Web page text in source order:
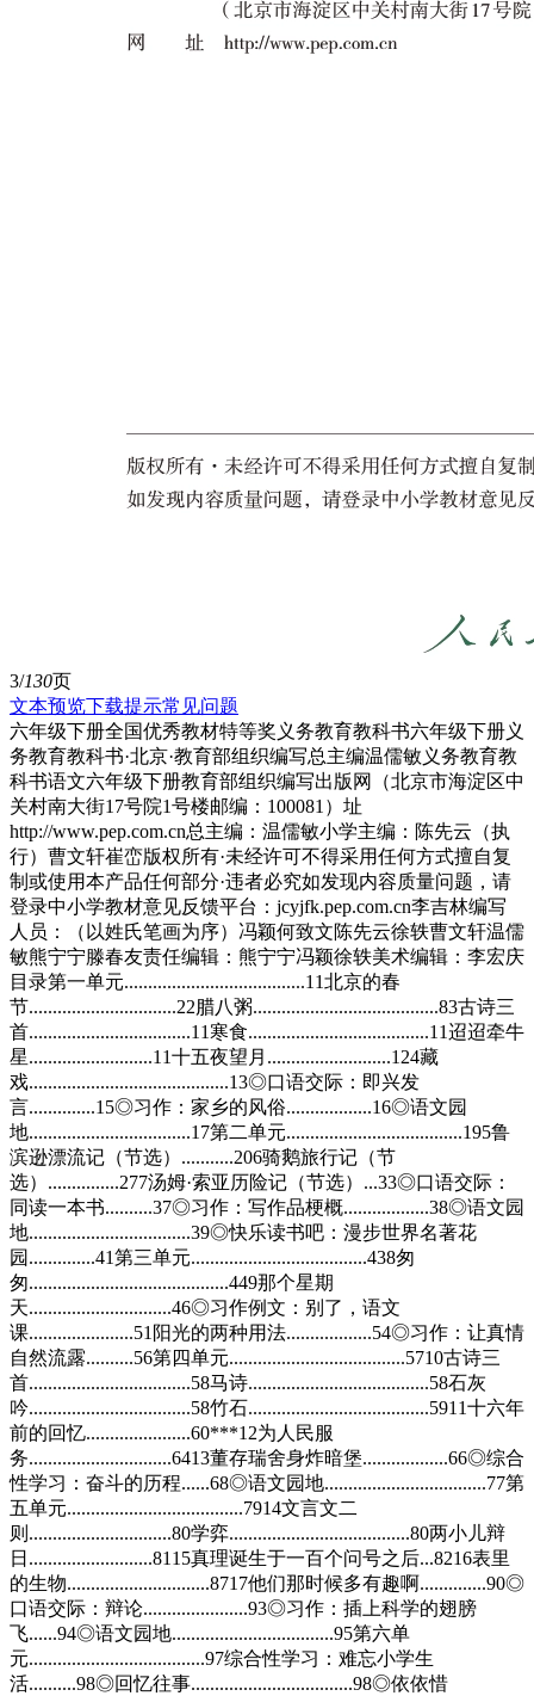
3/130页
文本预览下载提示常见问题
六年级下册全国优秀教材特等奖义务教育教科书六年级下册义
务教育教科书·北京·教育部组织编写总主编温儒敏义务教育教
科书语文六年级下册教育部组织编写出版网（北京市海淀区中
关村南大街17号院1号楼邮编：100081）址
http://www.pep.com.cn总主编：温儒敏小学主编：陈先云（执
行）曹文轩崔峦版权所有·未经许可不得采用任何方式擅自复
制或使用本产品任何部分·违者必究如发现内容质量问题，请
登录中小学教材意见反馈平台：jcyjfk.pep.com.cn李吉林编写
人员：（以姓氏笔画为序）冯颖何致文陈先云徐轶曹文轩温儒
敏熊宁宁滕春友责任编辑：熊宁宁冯颖徐轶美术编辑：李宏庆
目录第一单元......................................11北京的春
节...............................22腊八粥.......................................83古诗三
首..................................11寒食......................................11迢迢牵牛
星..........................11十五夜望月..........................124藏
戏..........................................13◎口语交际：即兴发
言..............15◎习作：家乡的风俗..................16◎语文园
地..................................17第二单元.....................................195鲁
滨逊漂流记（节选）...........206骑鹅旅行记（节
选）...............277汤姆·索亚历险记（节选）...33◎口语交际：
同读一本书..........37◎习作：写作品梗概..................38◎语文园
地..................................39◎快乐读书吧：漫步世界名著花
园..............41第三单元.....................................438匆
匆..........................................449那个星期
天..............................46◎习作例文：别了，语文
课......................51阳光的两种用法..................54◎习作：让真情
自然流露..........56第四单元.....................................5710古诗三
首..................................58马诗......................................58石灰
吟..................................58竹石......................................5911十六年
前的回忆......................60***12为人民服
务..............................6413董存瑞舍身炸暗堡..................66◎综合
性学习：奋斗的历程......68◎语文园地..................................77第
五单元.....................................7914文言文二
则..............................80学弈......................................80两小儿辩
日..........................8115真理诞生于一百个问号之后...8216表里
的生物..............................8717他们那时候多有趣啊..............90◎
口语交际：辩论......................93◎习作：插上科学的翅膀
飞......94◎语文园地..................................95第六单
元.....................................97综合性学习：难忘小学生
活..........98◎回忆往事..................................98◎依依惜